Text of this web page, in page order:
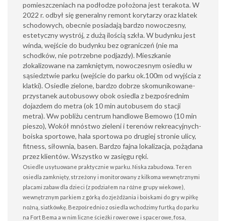
pomieszczeniach na podłodze położona jest terakota. W
2022 r. odbył się generalny remont korytarzy oraz klatek
schodowych, obecnie posiadają bardzo nowoczesny,
estetyczny wystrój, z dużą ilością szkła. W budynku jest
winda, wejście do budynku bez ograniczeń (nie ma
schodków, nie potrzebne podjazdy). Mieszkanie
zlokalizowane na zamkniętym, nowoczesnym osiedlu w
sąsiedztwie parku (wejście do parku ok.100m od wyjścia z
klatki). Osiedle zielone, bardzo dobrze skomunikowane-
przystanek autobusowy obok osiedla z bezpośrednim
dojazdem do metra (ok 10 min autobusem do stacji
metra). Ww pobliżu centrum handlowe Bemowo (10 min
pieszo), Wokół mnóstwo zieleni i terenów rekreacyjnych-
boiska sportowe, hala sportowa po drugiej stronie ulicy,
fitness, siłownia, basen. Bardzo fajna lokalizacja, pożądana
przez klientów. Wszystko w zasięgu ręki.
Osiedle usytuowane praktycznie w parku. Niska zabudowa. Teren
osiedla zamknięty, strzeżony i monitorowany z kilkoma wewnętrznymi
placami zabaw dla dzieci (z podziałem na różne grupy wiekowe),
wewnętrznym parkiem z górką do zjeżdżania i boiskami do gry w piłkę
nożną, siatkówkę. Bezpośrednio z osiedla wchodzimy furtką do parku
na Fort Bema a w nim liczne ścieżki rowerowe i spacerowe, fosa,